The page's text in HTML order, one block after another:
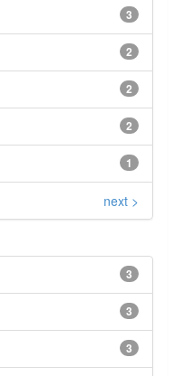
3
2
2
2
1
next >
3
3
3